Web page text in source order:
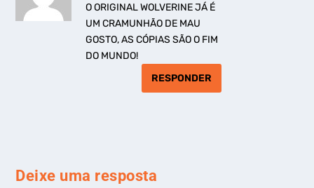
O ORIGINAL WOLVERINE JÁ É
UM CRAMUNHÃO DE MAU
GOSTO, AS CÓPIAS SÃO O FIM
DO MUNDO!
RESPONDER
Deixe uma resposta